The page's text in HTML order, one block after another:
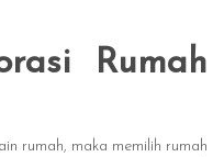
Rumah
rumah, maka memilih rumah